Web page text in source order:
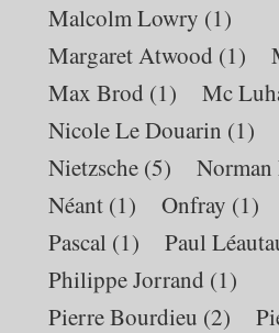
Malcolm Lowry (1)
Margaret Atwood (1)
Max Brod (1) Mc
Nicole Le Douarin (1)
Nietzsche (5)
Néant (1) Onfray (1)
Pascal (1) Paul
Philippe Jorrand (1)
Pierre Bourdieu (2)